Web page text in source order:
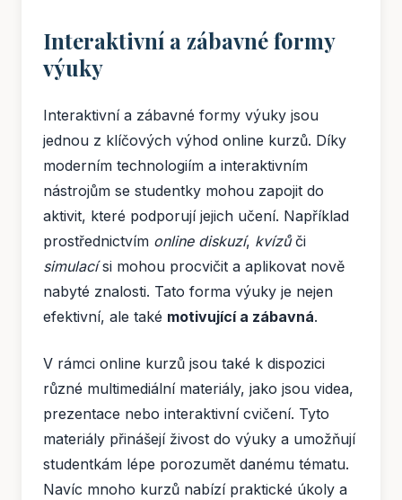
Interaktivní a zábavné formy
výuky
Interaktivní a zábavné formy výuky jsou
jednou z klíčových výhod online kurzů. Díky
moderním technologiím a interaktivním
nástrojům se studentky mohou zapojit do
aktivit, které podporují jejich učení. Například
prostřednictvím online diskuzí, kvízůči
simulacísi mohou procvičit a aplikovat nově
nabyté znalosti. Tato forma výuky je nejen
efektivní, ale také motivující a zábavná.
V rámci online kurzů jsou také k dispozici
různé multimediální materiály, jako jsou videa,
prezentace nebo interaktivní cvičení. Tyto
materiály přinášejí živost do výuky a umožňují
studentkám lépe porozumět danému tématu.
Navíc mnoho kurzů nabízí praktické úkoly a